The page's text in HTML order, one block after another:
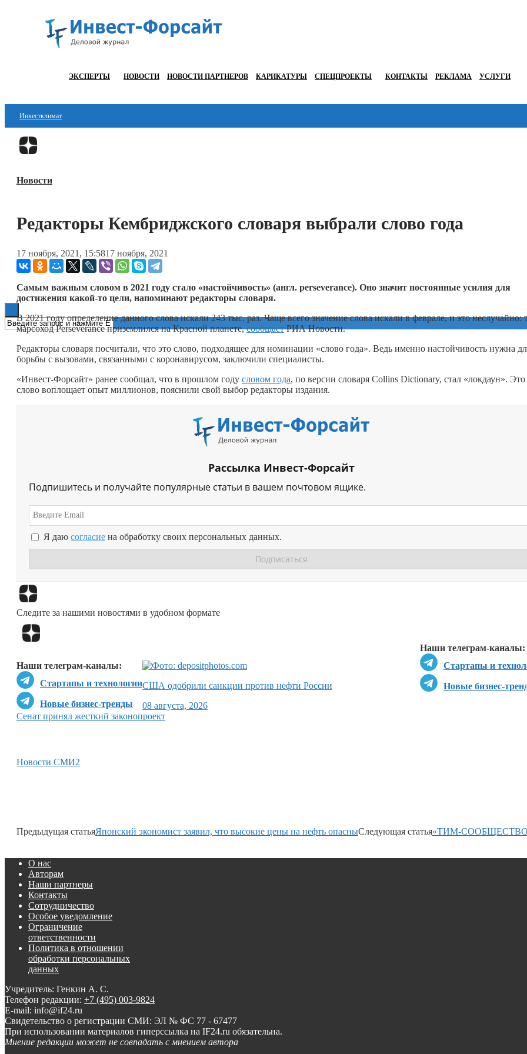
ЭКСПЕРТЫ НОВОСТИ НОВОСТИ ПАРТНЕРОВ КАРИКАТУРЫ СПЕЦПРОЕКТЫ КОНТАКТЫ РЕКЛАМА УСЛУГИ
Инвестклимат
Финансы
Блокчейн
Технологии
ESG
Новости
Редакторы Кембриджского словаря выбрали слово года
17 ноября, 2021, 15:5817 ноября, 2021
Самым важным словом в 2021 году стало «настойчивость» (англ. perseverance). Оно значит постоянные усилия для
достижения какой-то цели, напоминают редакторы словаря.
В 2021 году определение данного слова искали 243 тыс. раз. Чаще всего значение слова искали в феврале, и это неслучайно:
марсоход Perseverance приземлился на Красной планете,сообщаетРИА Новости.
Редакторы словаря посчитали, что это слово, подходящее для номинации «слово года». Ведь именно настойчивость нужна
борьбы с вызовами, связанными с коронавирусом, заключили специалисты.
«Инвест-Форсайт» ранее сообщал, что в прошлом году словом года, по версии словаря Collins Dictionary, стал «локдаун». Это
слово воплощает опыт миллионов, пояснили свой выбор редакторы издания.
Рассылка Инвест-Форсайт
Подпишитесь и получайте популярные статьи в вашем почтовом ящике.
Я даю согласие на обработку своих персональных данных.
Следите за нашими новостями в удобном формате
Наши телеграм-каналы:
Стартапы и
Новые бизнес-
Наши телеграм-каналы:
Стартапы и технологии
Новые бизнес-тренды
США одобрили санкции против нефти России
08 августа, 2026
Сенат принял жесткий законопроект
Новости СМИ2
Предыдущая статьяЯпонский экономист заявил, что высокие цены на нефть опасныСледующая статья«ТИМ-
О нас
Авторам
Наши партнеры
Контакты
Сотрудничество
Особое уведомление
Ограничение
ответственности
Политика в отношении
обработки персональных
данных
Учредитель: Генкин А. С.
Телефон редакции: +7 (495) 003-9824
E-mail: info@if24.ru
Свидетельство о регистрации СМИ: ЭЛ № ФС 77 - 67477
При использовании материалов гиперссылка на IF24.ru обязательна.
Мнение редакции может не совпадать с мнением автора